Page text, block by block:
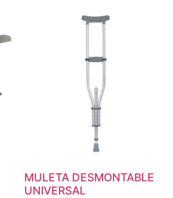
MULETA DESMONTABLE
UNIVERSAL